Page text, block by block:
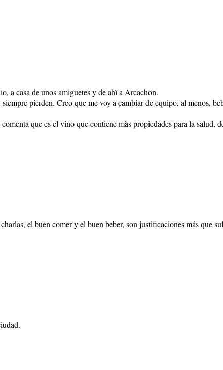
a casa de unos amiguetes y de ahî a Arcachon.
pierden. Creo que me voy a cambiar de equipo, al menos,
que es el vino que contiene màs propiedades para la salud,
el buen comer y el buen beber, son justificaciones más que